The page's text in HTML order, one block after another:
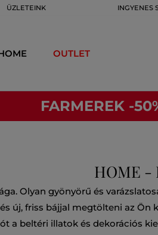
ÜZLETEINK INGYENES
OUTLET
FARMEREK -
HOME -
Olyan gyönyörű és
új, friss bájjal megtölteni az Ön
a beltéri illatok és dekorációs